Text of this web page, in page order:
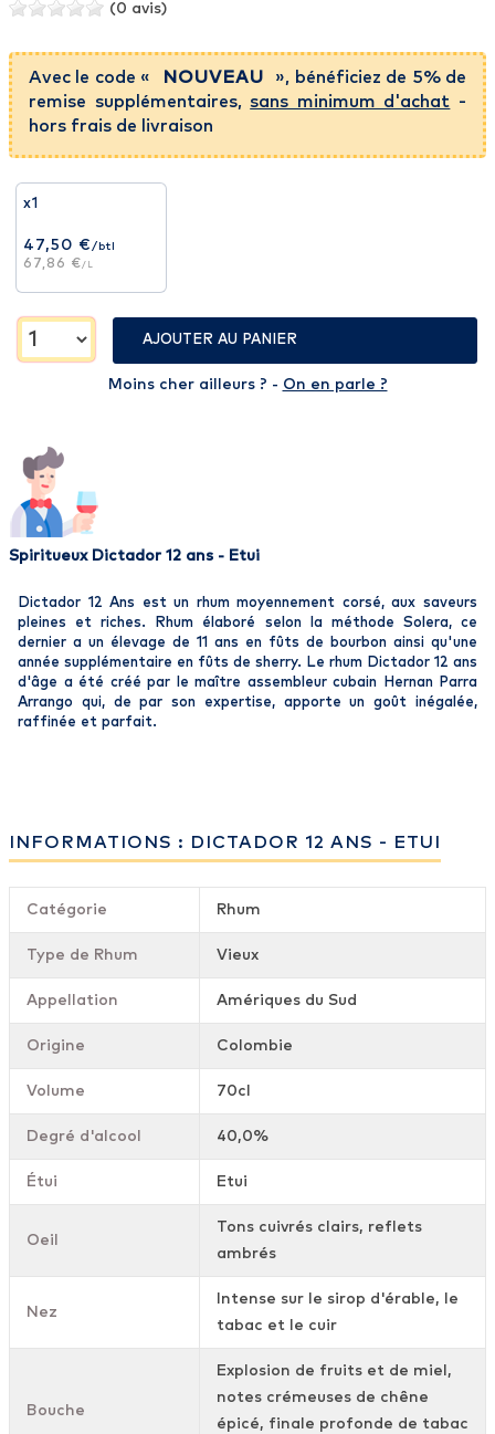
(0 avis)
Avec le code « NOUVEAU
», bénéficiez de 5% de
remise supplémentaires,sans minimum d'achat -
hors frais de livraison
x1
47,50 €/btl
67,86 €/L
AJOUTER AU PANIER
Moins cher ailleurs ? - On en parle ?
Spiritueux Dictador 12 ans - Etui
Dictador 12 Ans est un rhum moyennement corsé, aux saveurs
pleines et riches. Rhum élaboré selon la méthode Solera, ce
dernier a un élevage de 11 ans en fûts de bourbon ainsi qu'une
année supplémentaire en fûts de sherry. Le rhum Dictador 12 ans
d'âge a été créé par le maître assembleur cubain Hernan Parra
Arrango qui, de par son expertise, apporte un goût inégalée,
raffinée et parfait.
INFORMATIONS : DICTADOR 12 ANS - ETUI
Catégorie Rhum
Type de Rhum Vieux
Appellation Amériques du Sud
Origine Colombie
Volume 70cl
Degré d'alcool 40,0%
Étui Etui
Oeil
Tons cuivrés clairs, reflets
ambrés
Nez
Intense sur le sirop d'érable, le
tabac et le cuir
Bouche
Explosion de fruits et de miel,
notes crémeuses de chêne
épicé, finale profonde de tabac